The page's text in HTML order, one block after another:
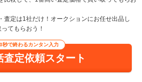
査定は1社だけ！オークションにお任せ出品し
てもらおう！
秒で終わるカンタン入力
査定依頼スタート